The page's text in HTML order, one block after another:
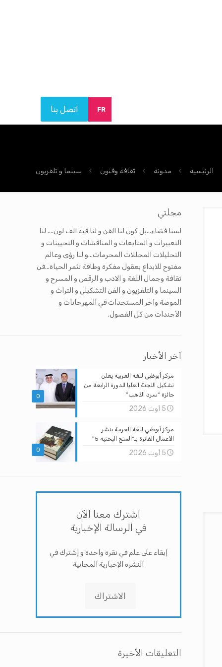
FR اتصل بنا
الرئيسية مدونة ثقافة وفنون سينما و تلفزيون
مجلتي
لسنا فضاء...بل كون لنا الفن و لنا فيه الف لون.... لنا
التعبيرات و المتابعات و المناقشات و التحيينات و
التحليلات المحللات المحرمات...و لنا رؤى وعالم
مفتوح للابداع بعقول مفكرة وطاقة تثمر الحياة...فن
ثقافة وجمال اللغة و الادب و الرقص و المسرح و
السينما و التلفزيون و الفن التشكيلي و التراث و
الموضة وأخر المستجدات في المهرجانات و
الأجندات من كل الفصول.
آخر الأخبار
0
مركز أبوظبي للغة العربية يعلن
تشكيل اللجنة العليا للدورة الرابعة من
جائزة “سرد الذهب”
5 أوت 2026
0
مركز أبوظبي للغة العربية ينشر
الأعمال الفائزة بـ”المنح البحثية 5″
5 أوت 2026
اشترك معنا الآن
في الرسالة الإخبارية
إبقاء على علم في نقرة واحدة و إشترك في
النشرة الإخبارية المجانية
الاشتراك
التعليقات الأخيرة